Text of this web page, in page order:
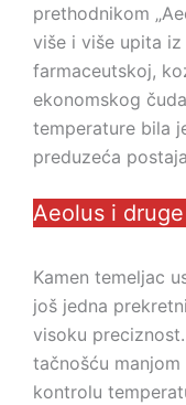
prethodnikom
više i više upita
farmaceutskoj,
ekonomskog
temperature bila
preduzeća
Aeolus i
Kamen temeljac
još jedna
visoku
tačnošću
kontrolu